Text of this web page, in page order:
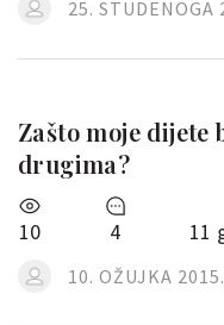
25. STUDENOGA
Zašto moje dijete
drugima?
10 4 11
10. OŽUJKA